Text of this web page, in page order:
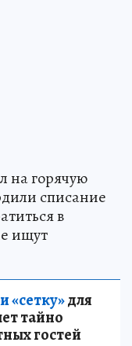
на горячую
списание
в
ищут
«сетку»для
тайно
гостей